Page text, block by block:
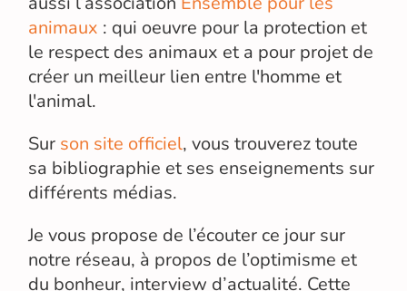
animaux : qui oeuvre pour la protection et
le respect des animaux et a pour projet de
créer un meilleur lien entre l'homme et
l'animal.
Sur son site officiel, vous trouverez toute
sa bibliographie et ses enseignements sur
différents médias.
Je vous propose de l’écouter ce jour sur
notre réseau, à propos de l’optimisme et
du bonheur, interview d’actualité. Cette